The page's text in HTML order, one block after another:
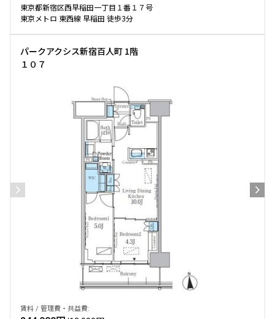
東京都新宿区西早稲田一丁目１番１７号
東京メトロ 東西線 早稲田 徒歩3分
パークアクシス新宿百人町 1階
１０７
賃料 / 管理費・共益費: